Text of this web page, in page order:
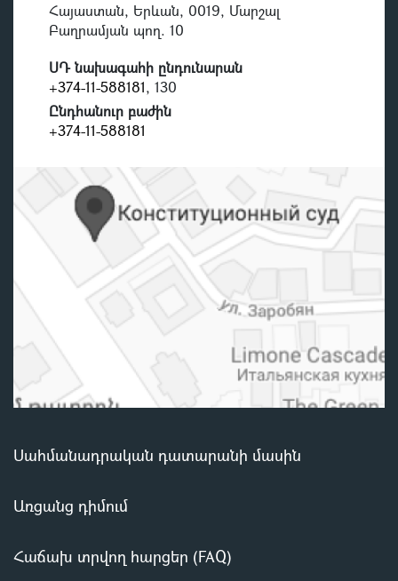
Հայաստան, Երևան, 0019, Մարշալ
Բաղրամյան պող. 10
ՍԴ նախագահի ընդունարան
+374-11-588181, 130
Ընդհանուր բաժին
+374-11-588181
Սահմանադրական դատարանի մասին
Առցանց դիմում
Հաճախ տրվող հարցեր (FAQ)